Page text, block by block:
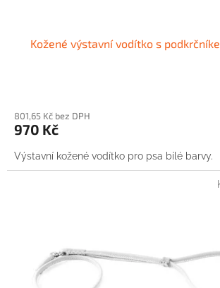
Kožené výstavní vodítko s
801,65 Kč bez DPH
970 Kč
Výstavní kožené vodítko pro psa bílé barvy.